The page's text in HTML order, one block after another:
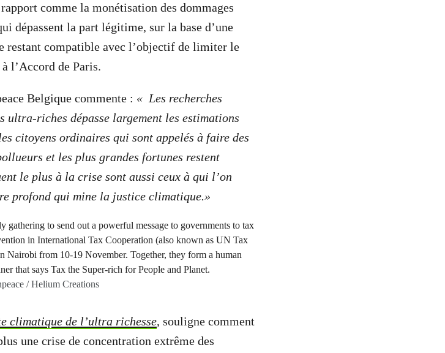
comme la monétisation des dommages
dépassent la part légitime, sur la base d’une
restant compatible avec l’objectif de limiter le
l’Accord de Paris.
Belgique commente : « Les recherches
ultra-riches dépasse largement les estimations
citoyens ordinaires qui sont appelés à faire des
et les plus grandes fortunes restent
le plus à la crise sont aussi ceux à qui l’on
profond qui mine la justice climatique.»
/ Helium Creations
climatique de l’ultra richesse, souligne comment
une crise de concentration extrême des